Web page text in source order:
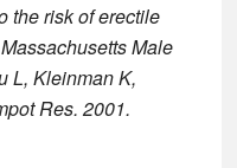
the risk of erectile
Male
L, Kleinman K,
Res. 2001.